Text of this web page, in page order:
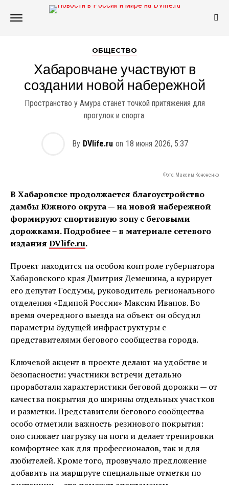
ОБЩЕСТВО
Хабаровчане участвуют в
создании новой набережной
Пространство у Амура станет точкой притяжения для
прогулок и спорта.
By DVlife.ru on 18 июня 2026, 5:37
Фото: Максим Кононенко
В Хабаровске продолжается благоустройство
дамбы Южного округа — на новой набережной
формируют спортивную зону с беговыми
дорожками. Подробнее – в материале сетевого
издания DVlife.ru.
Проект находится на особом контроле губернатора
Хабаровского края Дмитрия Демешина, а курирует
его депутат Госдумы, руководитель регионального
отделения «Единой России» Максим Иванов. Во
время очередного выезда на объект он обсудил
параметры будущей инфраструктуры с
представителями бегового сообщества города.
Ключевой акцент в проекте делают на удобстве и
безопасности: участники встречи детально
проработали характеристики беговой дорожки — от
качества покрытия до ширины отдельных участков
и разметки. Представители бегового сообщества
особо отметили важность резинового покрытия:
оно снижает нагрузку на ноги и делает тренировки
комфортнее как для профессионалов, так и для
любителей. Кроме того, прозвучало предложение
добавить на маршруте специальные отметки по